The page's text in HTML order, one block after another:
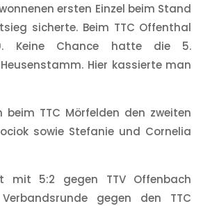
ersten Einzel beim Stand
sicherte. Beim TTC Offenthal
Keine Chance hatte die 5.
Hier kassierte man
TTC Mörfelden den zweiten
sowie Stefanie und Cornelia
mit 5:2 gegen TTV Offenbach
gegen den TTC